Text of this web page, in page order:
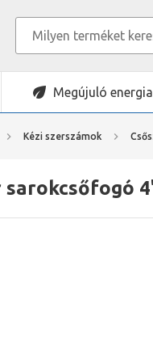
Megújuló energia
Kézi szerszámok